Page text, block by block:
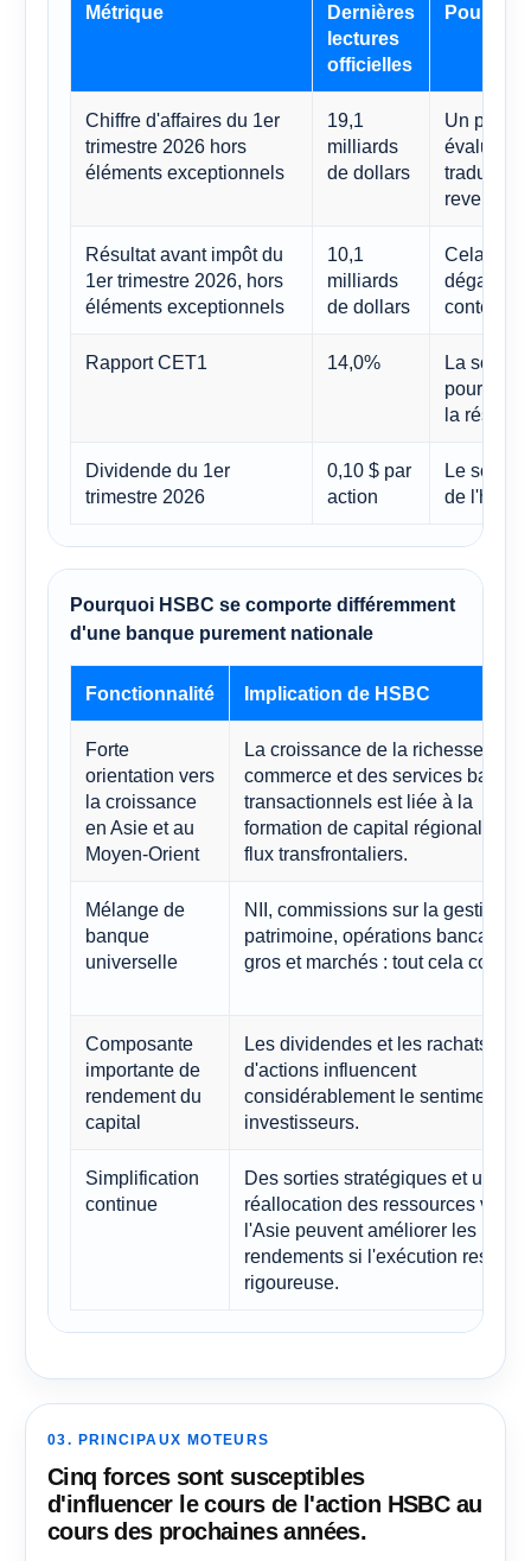
Métrique
Dernières
lectures
officielles
Chiffre d'affaires du 1er
trimestre 2026 hors
éléments exceptionnels
19,1
milliards
de dollars
Un point
évaluer si
traduit
revenus
Résultat avant impôt du
1er trimestre 2026, hors
éléments exceptionnels
10,1
milliards
de dollars
Cela
dégager
contexte
Rapport CET1 14,0%
La
pour les
la
Dividende du 1er
trimestre 2026
0,10 $ par
action
Le
de
Pourquoi HSBC se comporte différemment
d'une banque purement nationale
Fonctionnalité Implication de HSBC
Forte
orientation vers
la croissance
en Asie et au
Moyen-Orient
La croissance de la richesse, du
commerce et des services
transactionnels est liée à la
formation de capital régional et
flux transfrontaliers.
Mélange de
banque
universelle
NII, commissions sur la gestion de
patrimoine, opérations bancaires
gros et marchés : tout cela
Composante
importante de
rendement du
capital
Les dividendes et les rachats
d'actions influencent
considérablement le sentiment
investisseurs.
Simplification
continue
Des sorties stratégiques et une
réallocation des ressources vers
l'Asie peuvent améliorer les
rendements si l'exécution reste
rigoureuse.
03. PRINCIPAUX MOTEURS
Cinq forces sont susceptibles
d'influencer le cours de l'action HSBC au
cours des prochaines années.